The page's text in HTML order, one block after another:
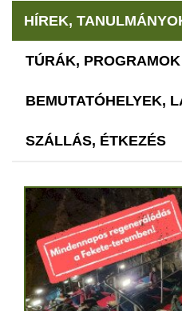
HÍREK,
TÚRÁK, PROGRAMOK
BEMUTATÓHELYEK,
SZÁLLÁS, ÉTKEZÉS